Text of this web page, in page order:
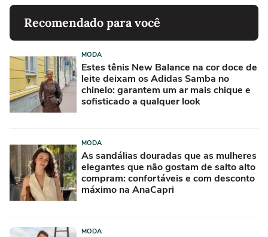
Recomendado para você
MODA
Estes tênis New Balance na cor doce de
leite deixam os Adidas Samba no
chinelo: garantem um ar mais chique e
sofisticado a qualquer look
MODA
As sandálias douradas que as mulheres
elegantes que não gostam de salto alto
compram: confortáveis e com desconto
máximo na AnaCapri
MODA